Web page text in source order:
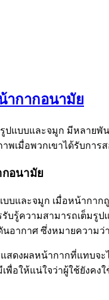
ากากอนามัย
ปแบบและจมูก มีหลาย
เมื่อพวกเขาได้รับกา
กอนามัย
บและจมูก เมื่อหน้ากา
บรู้ความสามารถเต็ม
นอากาศ ซึ่งหมายควา
สดงผลหน้ากากที่แทบจ
อให้แน่ใจว่าผู้ใช้ยังคง